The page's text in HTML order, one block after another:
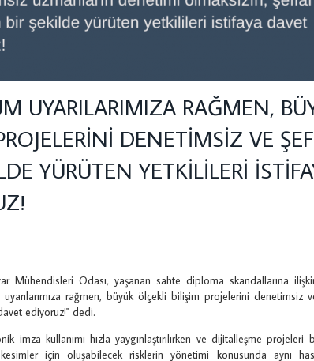
UYARILARIMIZA RAĞMEN,
DENETİMSİZ VE
YÜRÜTEN YETKİLİLERİ
Mühendisleri Odası, yaşanan sahte diploma skandallarına
uyarılarımıza rağmen, büyük ölçekli bilişim projelerini
ediyoruz!" dedi.
imza kullanımı hızla yaygınlaştırılırken ve dijitalleşme
için oluşabilecek risklerin yönetimi konusunda aynı